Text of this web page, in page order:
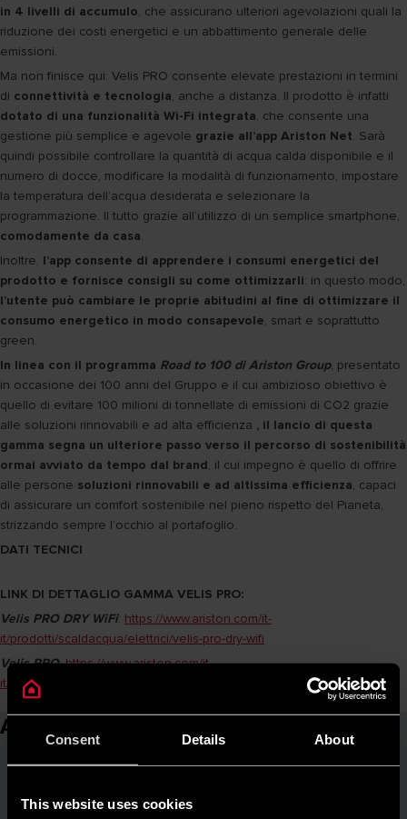
Consent Details About
This website uses cookies
in 4 livelli di accumulo, che assicurano ulteriori agevolazioni quali la
riduzione dei costi energetici e un abbattimento generale delle
emissioni.
Ma non finisce qui: Velis PRO consente elevate prestazioni in termini
di connettività e tecnologia, anche a distanza. Il prodotto è infatti
dotato di una funzionalità Wi-Fi integrata, che consente una
gestione più semplice e agevole grazie all’app Ariston Net. Sarà
quindi possibile controllare la quantità di acqua calda disponibile e il
numero di docce, modificare la modalità di funzionamento, impostare
la temperatura dell’acqua desiderata e selezionare la
programmazione. Il tutto grazie all’utilizzo di un semplice smartphone,
comodamente da casa.
Inoltre, l’app consente di apprendere i consumi energetici del
prodotto e fornisce consigli su come ottimizzarli: in questo modo,
l’utente può cambiare le proprie abitudini al fine di ottimizzare il
consumo energetico in modo consapevole, smart e soprattutto
green.
In linea con il programma Road to 100 di Ariston Group, presentato
in occasione dei 100 anni del Gruppo e il cui ambizioso obiettivo è
quello di evitare 100 milioni di tonnellate di emissioni di CO2 grazie
alle soluzioni rinnovabili e ad alta efficienza , il lancio di questa
gamma segna un ulteriore passo verso il percorso di sostenibilità
ormai avviato da tempo dal brand, il cui impegno è quello di offrire
alle persone soluzioni rinnovabili e ad altissima efficienza, capaci
di assicurare un comfort sostenibile nel pieno rispetto del Pianeta,
strizzando sempre l’occhio al portafoglio.
DATI TECNICI
LINK DI DETTAGLIO GAMMA VELIS PRO:
Velis PRO DRY WiFi: https://www.ariston.com/it-
it/prodotti/scaldacqua/elettrici/velis-pro-dry-wifi
Velis PRO:https://www.ariston.com/it-
it/prodotti/scaldacqua/elettrici/velis-pro
Articoli correlati